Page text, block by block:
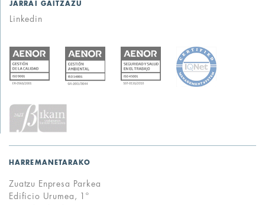
JARRAI GAITZAZU
Linkedin
HARREMANETARAKO
Zuatzu Enpresa Parkea
Edificio Urumea, 1º